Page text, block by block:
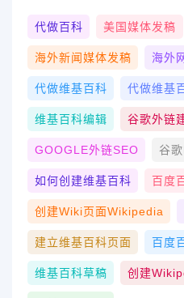
代做百科 美国媒体发稿
海外新闻媒体发稿 海外
代做维基百科 代做维基
维基百科编辑 谷歌外链
GOOGLE外链SEO 谷
如何创建维基百科 百度
创建wiki页面Wikipedia
建立维基百科页面 百度
维基百科草稿 创建